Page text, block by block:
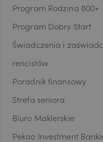
Program Rodzina 800+
Program Dobry Start
Świadczenia i
rencistów
Poradnik finansowy
Strefa seniora
Biuro Maklerskie
Pekao Investment